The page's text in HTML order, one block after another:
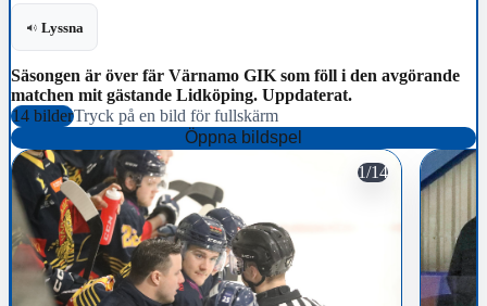
Lyssna
Säsongen är över fär Värnamo GIK som föll i den avgörande
matchen mit gästande Lidköping. Uppdaterat.
14 bilderTryck på en bild för fullskärm
Öppna bildspel
1/14